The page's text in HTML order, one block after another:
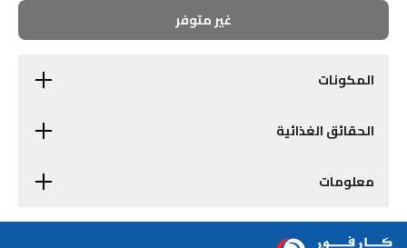
غير متوفر
المكونات
الحقائق الغذائية
معلومات